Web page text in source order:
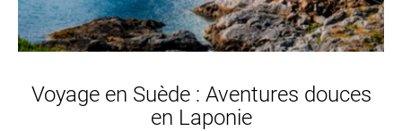
Voyage en Suède : Aventures douces
en Laponie